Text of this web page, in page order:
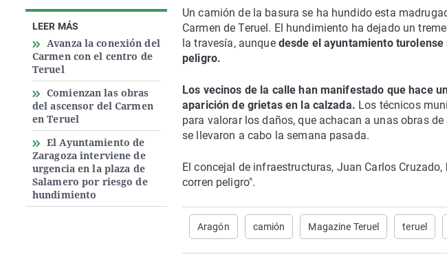
LEER MÁS
Avanza la conexión del
Carmen con el centro de
Teruel
Comienzan las obras
del ascensor del Carmen
en Teruel
El Ayuntamiento de
Zaragoza interviene de
urgencia en la plaza de
Salamero por riesgo de
hundimiento
Un camión de la basura se ha hundido esta
Carmen de Teruel. El hundimiento ha dejado un
la travesía, aunque desde el ayuntamiento
peligro.
Los vecinos de la calle han manifestado que hace
aparición de grietas en la calzada. Los técnicos
para valorar los daños, que achacan a unas obras
se llevaron a cabo la semana pasada.
El concejal de infraestructuras, Juan Carlos
corren peligro".
Aragón camión Magazine Teruel teruel